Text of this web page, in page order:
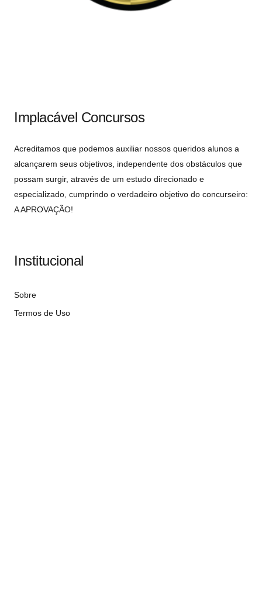
Implacável Concursos
Acreditamos que podemos auxiliar nossos queridos alunos a
alcançarem seus objetivos, independente dos obstáculos que
possam surgir, através de um estudo direcionado e
especializado, cumprindo o verdadeiro objetivo do concurseiro:
A APROVAÇÃO!
Institucional
Sobre
Termos de Uso